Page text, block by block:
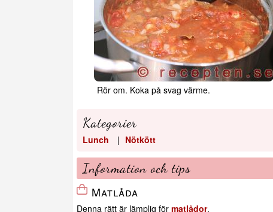
Rör om. Koka på svag värme.
Kategorier
Lunch | Nötkött
Information och tips
Matlåda
Denna rätt är lämplig för matlådor.